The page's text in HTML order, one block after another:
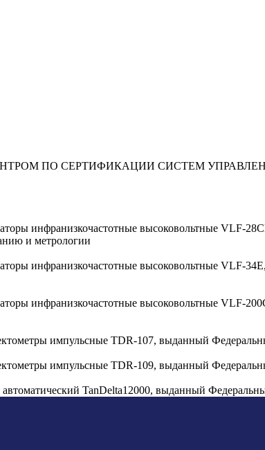
ПО СЕРТИФИКАЦИИ СИСТЕМ
инфранизкочастотные высоковольтные
и метрологии
инфранизкочастотные высоковольтные VLF-
инфранизкочастотные высоковольтные VLF-
импульсные TDR-107, выданный
импульсные TDR-109, выданный
TanDelta12000, выданный